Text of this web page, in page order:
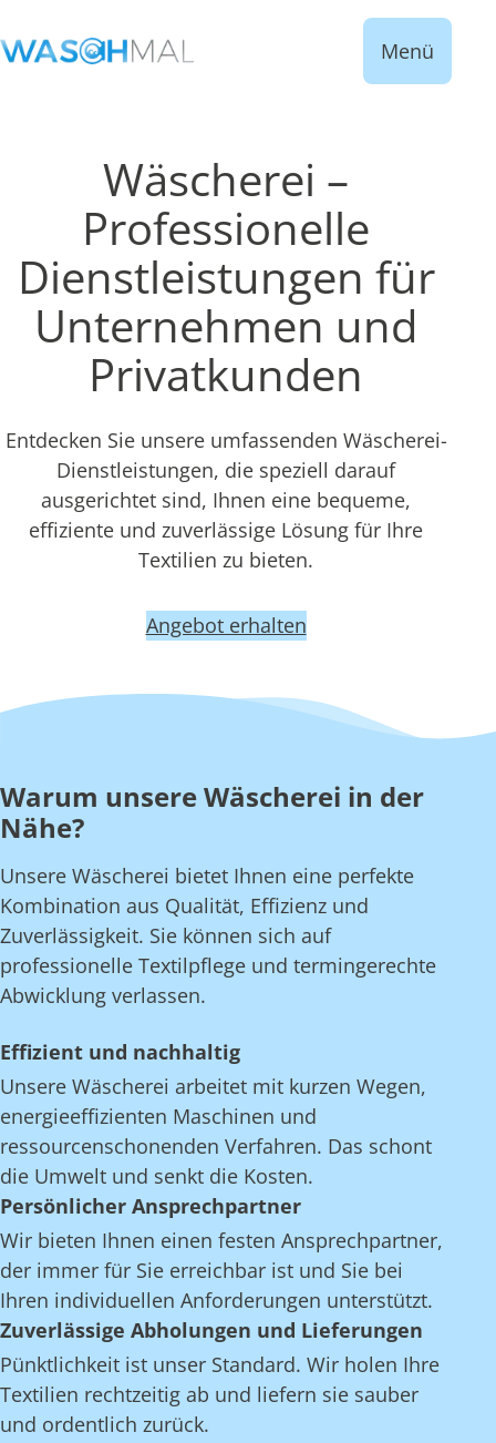
Menü
Wäscherei –
Professionelle
Dienstleistungen für
Unternehmen und
Privatkunden
Entdecken Sie unsere umfassenden Wäscherei-
Dienstleistungen, die speziell darauf
ausgerichtet sind, Ihnen eine bequeme,
effiziente und zuverlässige Lösung für Ihre
Textilien zu bieten.
Angebot erhalten
Warum unsere Wäscherei in der
Nähe?
Unsere Wäscherei bietet Ihnen eine perfekte
Kombination aus Qualität, Effizienz und
Zuverlässigkeit. Sie können sich auf
professionelle Textilpflege und termingerechte
Abwicklung verlassen.
Effizient und nachhaltig
Unsere Wäscherei arbeitet mit kurzen Wegen,
energieeffizienten Maschinen und
ressourcenschonenden Verfahren. Das schont
die Umwelt und senkt die Kosten.
Persönlicher Ansprechpartner
Wir bieten Ihnen einen festen Ansprechpartner,
der immer für Sie erreichbar ist und Sie bei
Ihren individuellen Anforderungen unterstützt.
Zuverlässige Abholungen und Lieferungen
Pünktlichkeit ist unser Standard. Wir holen Ihre
Textilien rechtzeitig ab und liefern sie sauber
und ordentlich zurück.